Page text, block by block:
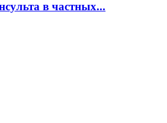
в частных...